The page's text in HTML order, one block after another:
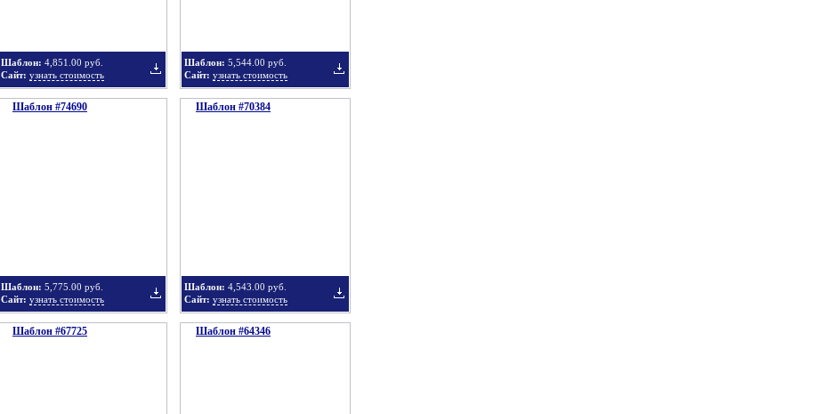
Шаблон: 4,851.00 руб.
Сайт: узнать стоимость
Шаблон: 5,544.00 руб.
Сайт: узнать стоимость
Шаблон #74690
Шаблон: 5,775.00 руб.
Сайт: узнать стоимость
Шаблон #70384
Шаблон: 4,543.00 руб.
Сайт: узнать стоимость
Шаблон #67725 Шаблон #64346